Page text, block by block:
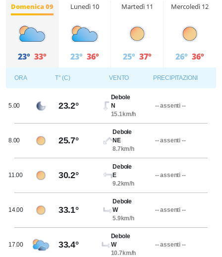
Domenica 09
23° 33°
Lunedì 10
23° 36°
Martedì 11
25° 37°
Mercoledì 12
26° 36°
ORA T° (C) VENTO PRECIPITAZIONI
5.00 23.2°
Debole
N
15.1km/h
-- assenti --
8.00 25.7°
Debole
NE
8.7km/h
-- assenti --
11.00 30.2°
Debole
E
9.2km/h
-- assenti --
14.00 33.1°
Debole
W
5.9km/h
-- assenti --
17.00 33.4°
Debole
W
10.7km/h
-- assenti --